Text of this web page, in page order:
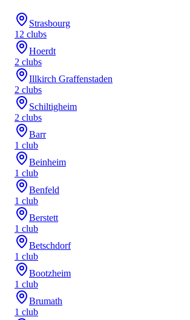
Strasbourg
12 clubs
Hoerdt
2 clubs
Illkirch Graffenstaden
2 clubs
Schiltigheim
2 clubs
Barr
1 club
Beinheim
1 club
Benfeld
1 club
Berstett
1 club
Betschdorf
1 club
Bootzheim
1 club
Brumath
1 club